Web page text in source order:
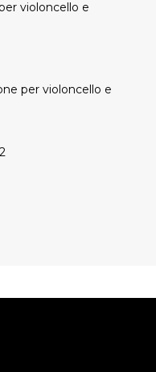
violoncello e
per violoncello e